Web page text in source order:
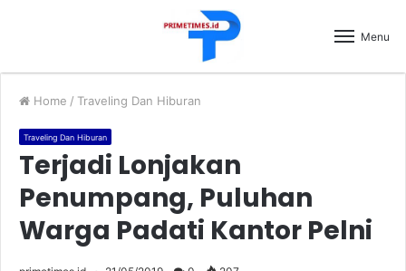
Menu
Home / Traveling Dan Hiburan
Traveling Dan Hiburan
Terjadi Lonjakan
Penumpang, Puluhan
Warga Padati Kantor Pelni